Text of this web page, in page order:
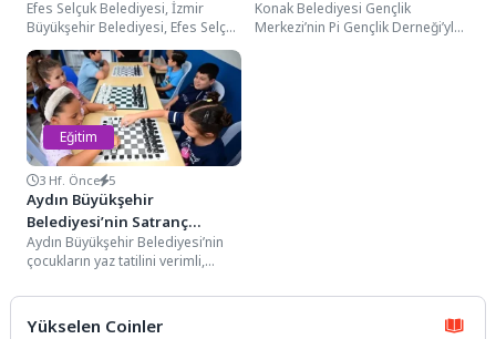
Görüntülere Sahne Oldu
Efes Selçuk Belediyesi, İzmir
Büyükşehir Belediyesi, Efes Selçuk
Bisikletlileri Derneği, Efesli
Babalar Topluluğu ile
Cumhuriyet...
Konak Belediyesi Gençlik
Merkezi’nin Pi Gençlik Derneği’yle
Eğitim
3 Hf. Önce 5
Aydın Büyükşehir
Belediyesi’nin Satranç
Eğitimleri Sürüyor
Aydın Büyükşehir Belediyesi’nin
çocukların yaz tatilini verimli,
değerlendirmesi amacıyla
düzenlediği...
Yükselen Coinler